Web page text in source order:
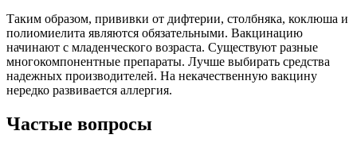
Таким образом, прививки от дифтерии, столбняка, коклюша и
полиомиелита являются обязательными. Вакцинацию
начинают с младенческого возраста. Существуют разные
многокомпонентные препараты. Лучше выбирать средства
надежных производителей. На некачественную вакцину
нередко развивается аллергия.
Частые вопросы